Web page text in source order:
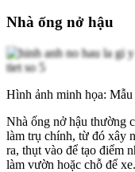
Nhà ống nở hậu
Hình ảnh minh họa:
Nhà ống nở hậu thường
làm trụ chính, từ đó xây
ra, thụt vào để tạo điểm
làm vườn hoặc chỗ để xe.